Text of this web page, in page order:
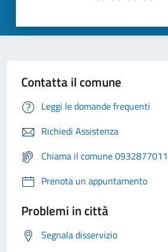
Contatta il comune
Leggi le domande frequenti
Richiedi Assistenza
Chiama il comune 0932877011
Prenota un appuntamento
Problemi in città
Segnala disservizio